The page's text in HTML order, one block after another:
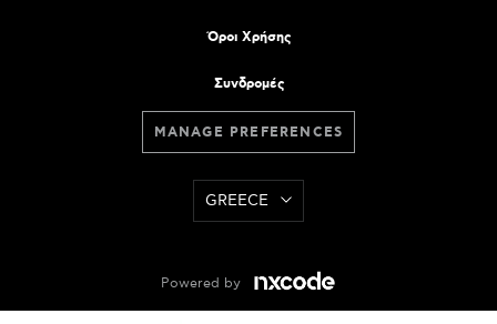
Όροι Χρήσης
Συνδρομές
MANAGE PREFERENCES
GREECE
Powered by